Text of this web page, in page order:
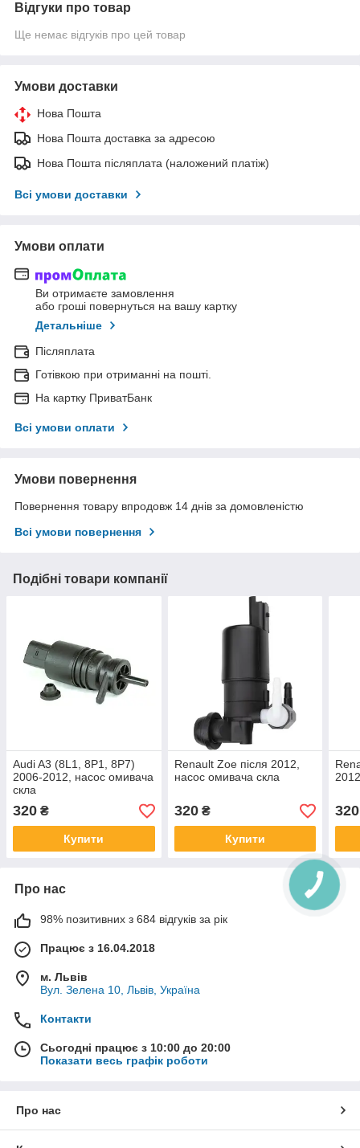
Відгуки про товар
Ще немає відгуків про цей товар
Умови доставки
Нова Пошта
Нова Пошта доставка за адресою
Нова Пошта післяплата (наложений платіж)
Всі умови доставки
Умови оплати
Ви отримаєте замовлення
або гроші повернуться на вашу картку
Детальніше
Післяплата
Готівкою при отриманні на пошті.
На картку ПриватБанк
Всі умови оплати
Умови повернення
Повернення товару впродовж 14 днів за домовленістю
Всі умови повернення
Подібні товари компанії
Audi A3 (8L1, 8P1, 8P7)
2006-2012, насос омивача
скла
320 ₴
Купити
Renault Zoe після 2012,
насос омивача скла
320₴
Купити
320
Про нас
98% позитивних з 684 відгуків за рік
Працює з 16.04.2018
м. Львів
Вул. Зелена 10, Львів, Україна
Контакти
Сьогодні працює з 10:00 до 20:00
Показати весь графік роботи
Про нас